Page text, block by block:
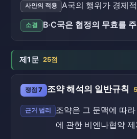
사안의 적용 A국의 행위가 경제
소결 B·C국은 협정의 무효를
제1문 25점
쟁점 7 조약 해석의 일반규칙
근거 법리
조약은 그 문맥에 따
에 관한 비엔나협약